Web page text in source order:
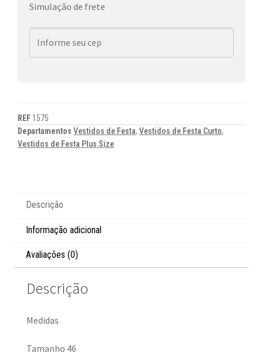
Simulação de frete
REF 1575
Departamentos Vestidos de Festa, Vestidos de Festa Curto,
Vestidos de Festa Plus Size
Descrição
Informação adicional
Avaliações (0)
Descrição
Medidas
Tamanho 46